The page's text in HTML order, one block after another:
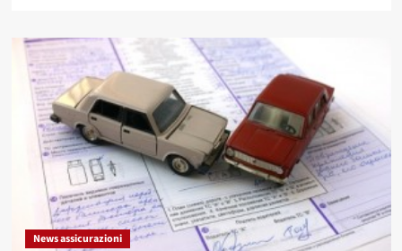
su
Trading
cos’è
e
come
funziona
News assicurazioni